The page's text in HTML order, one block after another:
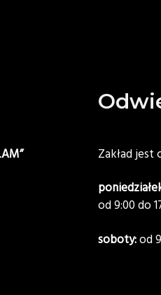
Zakład jest
od 9:00 do
soboty:od